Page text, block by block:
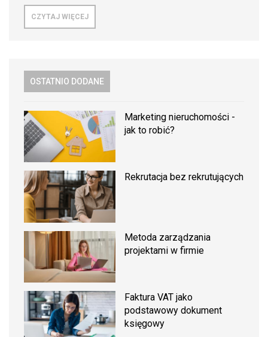
CZYTAJ WIĘCEJ
OSTATNIO DODANE
Marketing nieruchomości -
jak to robić?
Rekrutacja bez rekrutujących
Metoda zarządzania
projektami w firmie
Faktura VAT jako
podstawowy dokument
księgowy